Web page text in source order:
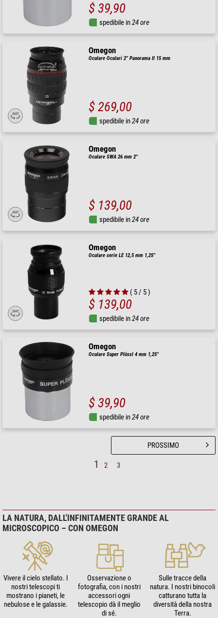
$ 39,90
spedibile in24 ore
Omegon
Oculare Oculari 2'' Panorama II 15 mm
$ 269,00
spedibile in24 ore
Omegon
Oculare SWA 26 mm 2''
$ 139,00
spedibile in24 ore
Omegon
Oculare serie LE 12,5 mm 1,25''
( 5 / 5 )
$ 139,00
spedibile in24 ore
Omegon
Oculare Super Plössl 4 mm 1,25''
$ 39,90
spedibile in24 ore
1 2 3
PROSSIMO
LA NATURA, DALL'INFINITAMENTE GRANDE AL
MICROSCOPICO – CON OMEGON
Vivere il cielo stellato. I
nostri telescopi ti
mostrano i pianeti, le
nebulose e le galassie.
Osservazione o
fotografia, con i nostri
accessori ogni
telescopio dà il meglio
di sé.
Sulle tracce della
natura. I nostri binocoli
catturano tutta la
diversità della nostra
Terra.